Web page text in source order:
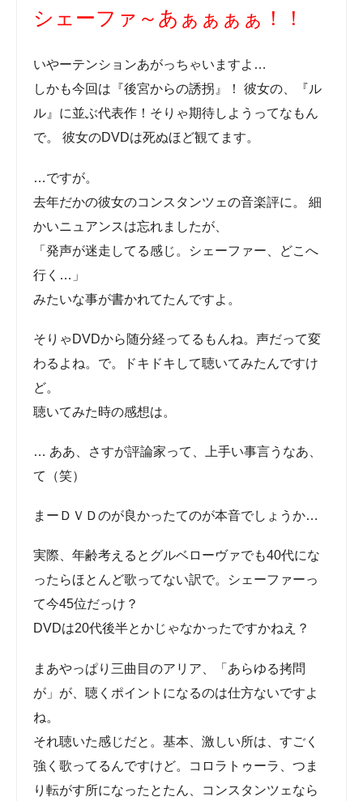
シェーファ～あぁぁぁぁ！！
いやーテンションあがっちゃいますよ…
しかも今回は『後宮からの誘拐』！ 彼女の、『ル
ル』に並ぶ代表作！そりゃ期待しようってなもん
で。 彼女のDVDは死ぬほど観てます。
…ですが。
去年だかの彼女のコンスタンツェの音楽評に。 細
かいニュアンスは忘れましたが、
「発声が迷走してる感じ。シェーファー、どこへ
行く…」
みたいな事が書かれてたんですよ。
そりゃDVDから随分経ってるもんね。声だって変わ
るよね。で。ドキドキして聴いてみたんですけど。
聴いてみた時の感想は。
… ああ、さすが評論家って、上手い事言うなあ、
て（笑）
まーＤＶＤのが良かったてのが本音でしょうか…
実際、年齢考えるとグルベローヴァでも40代にな
ったらほとんど歌ってない訳で。シェーファーって
今45位だっけ？
DVDは20代後半とかじゃなかったですかねえ？
が」が、聴くポイントになるのは仕方ないですよ
ね。
それ聴いた感じだと。基本、激しい所は、すごく
強く歌ってるんですけど。コロラトゥーラ、つまり
転がす所になったとたん、コンスタンツェならで
はの強さというのが、DVDのに比べると、かなり